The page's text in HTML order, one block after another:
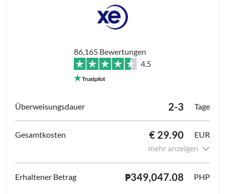
86,165 Bewertungen
4.5
2-3 Tage
€ 29.90
EUR
mehr anzeigen
₱349,047.08 PHP